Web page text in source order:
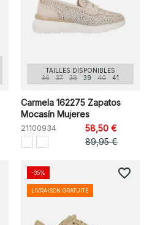
TAILLES DISPONIBLES
36
37 38 39 40 41
Carmela 162275 Zapatos
Mocasín Mujeres
21100934
58,50 €
89,95 €
-35%
LIVRAISON GRATUITE
favorite_border